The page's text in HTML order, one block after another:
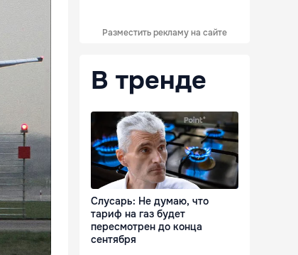
Разместить рекламу на сайте
В тренде
Слусарь: Не думаю, что
тариф на газ будет
пересмотрен до конца
сентября